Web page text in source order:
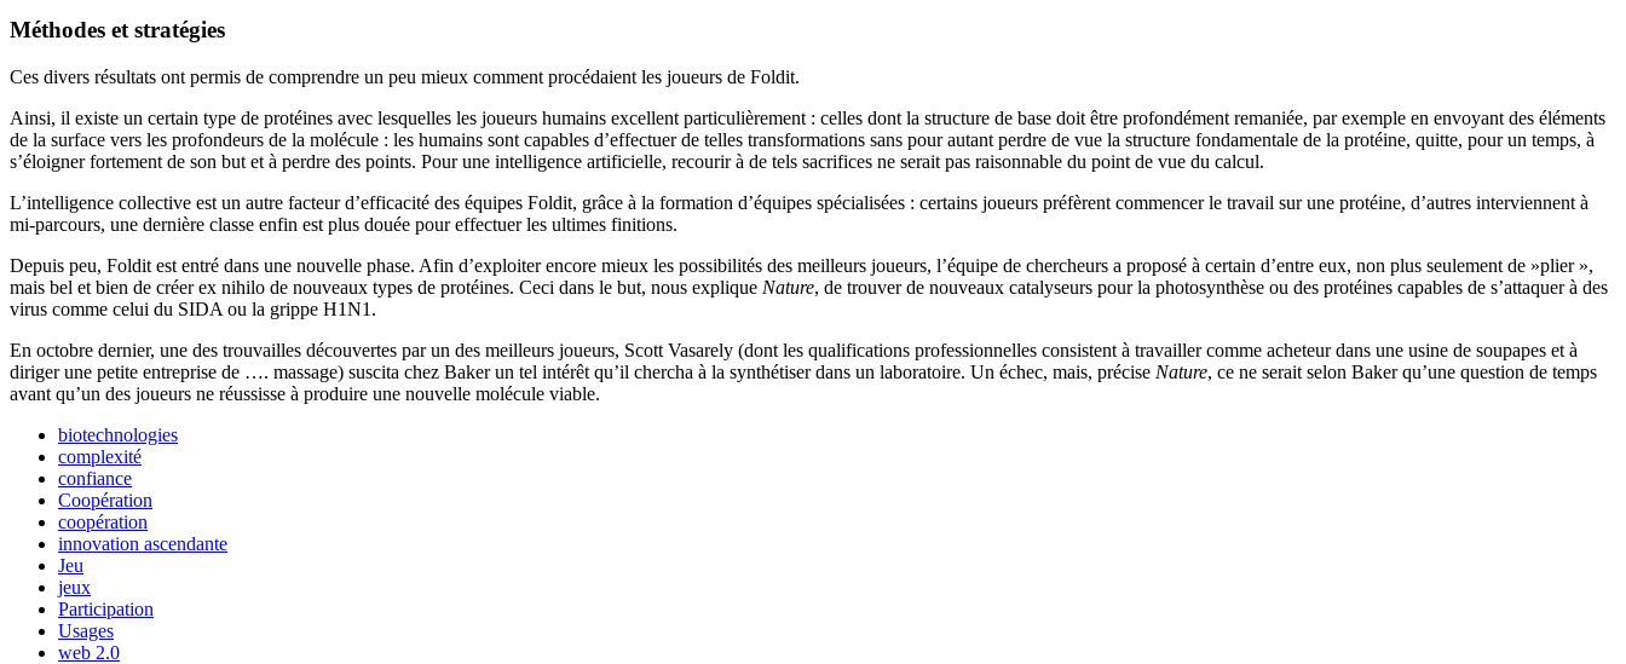
Méthodes et stratégies
Ces divers résultats ont permis de comprendre un peu mieux comment procédaient les joueurs de Foldit.
Ainsi, il existe un certain type de protéines avec lesquelles les joueurs humains excellent particulièrement : celles dont la structure de base doit être profondément remaniée, par exemple en envoyant des éléments
de la surface vers les profondeurs de la molécule : les humains sont capables d’effectuer de telles transformations sans pour autant perdre de vue la structure fondamentale de la protéine, quitte, pour un temps, à
s’éloigner fortement de son but et à perdre des points. Pour une intelligence artificielle, recourir à de tels sacrifices ne serait pas raisonnable du point de vue du calcul.
L’intelligence collective est un autre facteur d’efficacité des équipes Foldit, grâce à la formation d’équipes spécialisées : certains joueurs préfèrent commencer le travail sur une protéine, d’autres interviennent à
mi-parcours, une dernière classe enfin est plus douée pour effectuer les ultimes finitions.
Depuis peu, Foldit est entré dans une nouvelle phase. Afin d’exploiter encore mieux les possibilités des meilleurs joueurs, l’équipe de chercheurs a proposé à certain d’entre eux, non plus seulement de »plier »,
mais bel et bien de créer ex nihilo de nouveaux types de protéines. Ceci dans le but, nous explique Nature, de trouver de nouveaux catalyseurs pour la photosynthèse ou des protéines capables de s’attaquer à des
virus comme celui du SIDA ou la grippe H1N1.
En octobre dernier, une des trouvailles découvertes par un des meilleurs joueurs, Scott Vasarely (dont les qualifications professionnelles consistent à travailler comme acheteur dans une usine de soupapes et à
diriger une petite entreprise de …. massage) suscita chez Baker un tel intérêt qu’il chercha à la synthétiser dans un laboratoire. Un échec, mais, précise Nature, ce ne serait selon Baker qu’une question de temps
avant qu’un des joueurs ne réussisse à produire une nouvelle molécule viable.
biotechnologies
complexité
confiance
Coopération
coopération
innovation ascendante
Jeu
jeux
Participation
Usages
web 2.0